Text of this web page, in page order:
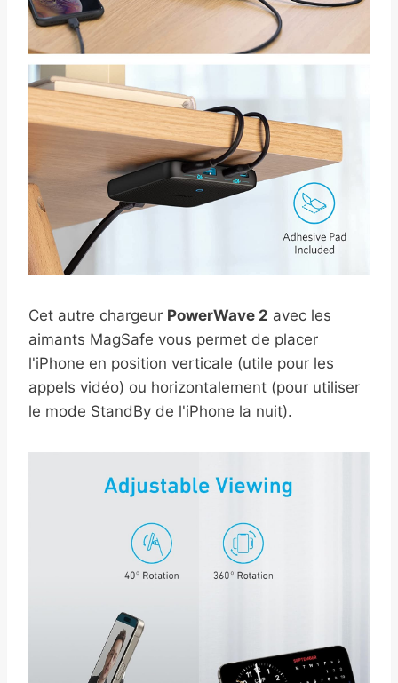
Cet autre chargeur PowerWave 2 avec les
aimants MagSafe vous permet de placer
l'iPhone en position verticale (utile pour les
appels vidéo) ou horizontalement (pour utiliser
le mode StandBy de l'iPhone la nuit).